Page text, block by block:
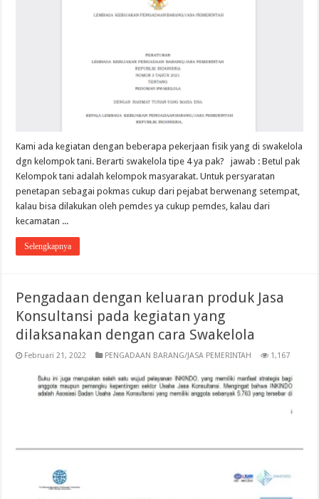
Kami ada kegiatan dengan beberapa pekerjaan fisik yang di swakelola
dgn kelompok tani. Berarti swakelola tipe 4 ya pak? jawab : Betul pak
Kelompok tani adalah kelompok masyarakat. Untuk persyaratan
penetapan sebagai pokmas cukup dari pejabat berwenang setempat,
kalau bisa dilakukan oleh pemdes ya cukup pemdes, kalau dari
kecamatan ...
Selengkapnya
Pengadaan dengan keluaran produk Jasa
Konsultansi pada kegiatan yang
dilaksanakan dengan cara Swakelola
Februari 21, 2022 PENGADAAN BARANG/JASA PEMERINTAH 1,167